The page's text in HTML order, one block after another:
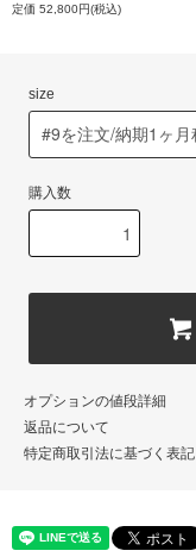
定価 52,800円(税込)
size
購入数
オプションの値段詳細
返品について
特定商取引法に基づく表記